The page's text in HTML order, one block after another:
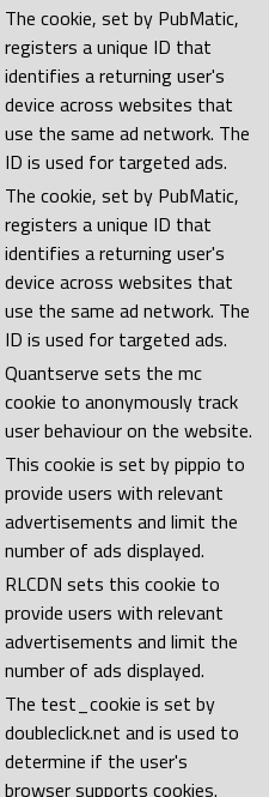
The cookie, set by PubMatic,
registers a unique ID that
identifies a returning user's
device across websites that
use the same ad network. The
ID is used for targeted ads.
The cookie, set by PubMatic,
registers a unique ID that
identifies a returning user's
device across websites that
use the same ad network. The
ID is used for targeted ads.
Quantserve sets the mc
cookie to anonymously track
user behaviour on the website.
This cookie is set by pippio to
provide users with relevant
advertisements and limit the
number of ads displayed.
RLCDN sets this cookie to
provide users with relevant
advertisements and limit the
number of ads displayed.
The test_cookie is set by
doubleclick.net and is used to
determine if the user's
browser supports cookies.